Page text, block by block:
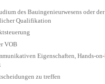
des Bauingenieurwesens oder
Qualifikation
VOB
Eigenschaften, Hands-
zu treffen